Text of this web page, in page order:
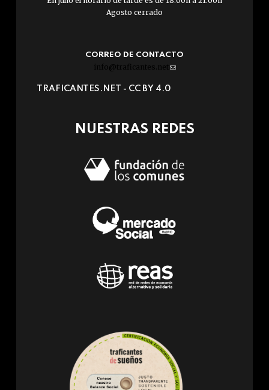
Agosto cerrado
CORREO DE CONTACTO
info@traficantes.net (link
e-
TRAFICANTES.NET - CC BY 4.0
NUESTRAS REDES